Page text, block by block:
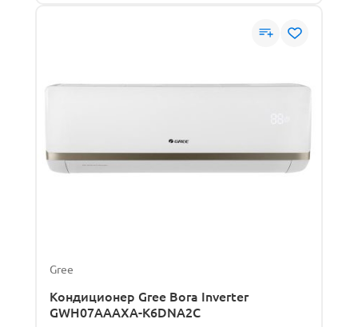
Gree
Кондиционер Gree Bora Inverter
GWH07AAAXA-K6DNA2C